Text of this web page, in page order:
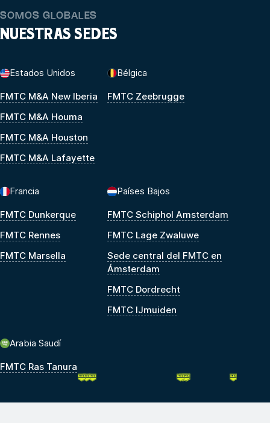
SOMOS GLOBALES
NUESTRAS SEDES
Estados Unidos
FMTC M&A New Iberia
FMTC M&A Houma
FMTC M&A Houston
FMTC M&A Lafayette
Bélgica
FMTC Zeebrugge
Francia
FMTC Dunkerque
FMTC Rennes
FMTC Marsella
Países Bajos
FMTC Schiphol Amsterdam
FMTC Lage Zwaluwe
Sede central del FMTC en
Ámsterdam
FMTC Dordrecht
FMTC IJmuiden
Arabia Saudí
FMTC Ras Tanura